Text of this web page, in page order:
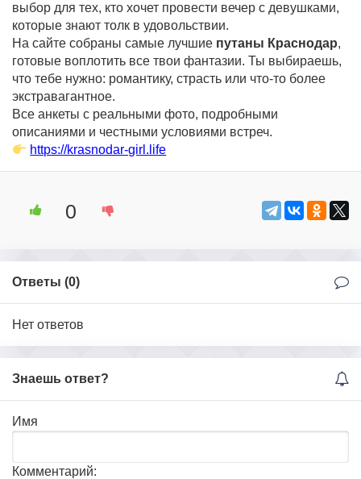
выбор для тех, кто хочет провести вечер с девушками,
которые знают толк в удовольствии.
На сайте собраны самые лучшие путаны Краснодар,
готовые воплотить все твои фантазии. Ты выбираешь,
что тебе нужно: романтику, страсть или что-то более
экстравагантное.
Все анкеты с реальными фото, подробными
описаниями и честными условиями встреч.
https://krasnodar-girl.life
0
Ответы (0)
Нет ответов
Знаешь ответ?
Имя
Комментарий: